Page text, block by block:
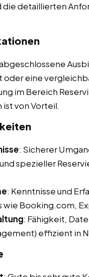
die detaillierten
oder eine
im Bereich
ist von Vorteil.
: Sicherer
spezieller
: Kenntnisse und
wie Booking.com,
: Fähigkeit,
effizient in